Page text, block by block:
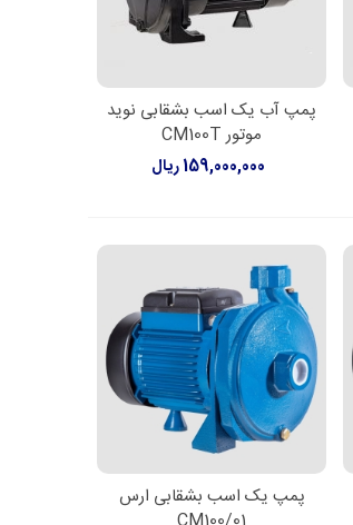
افزودن به سبد خرید
پمپ آب یک اسب بشقابی نوید
موتور CM100T
159,000,000 ریال
افزودن به سبد خرید
پمپ یک اسب بشقابی ارس